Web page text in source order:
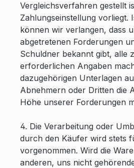
Vergleichsverfahren gestellt
Zahlungseinstellung vorliegt.
können wir verlangen, dass
abgetretenen Forderungen
Schuldner bekannt gibt, alle
erforderlichen Angaben
dazugehörigen Unterlagen
Abnehmern oder Dritten die
Höhe unserer Forderungen
4. Die Verarbeitung oder
durch den Käufer wird stets
vorgenommen. Wird die
anderen, uns nicht